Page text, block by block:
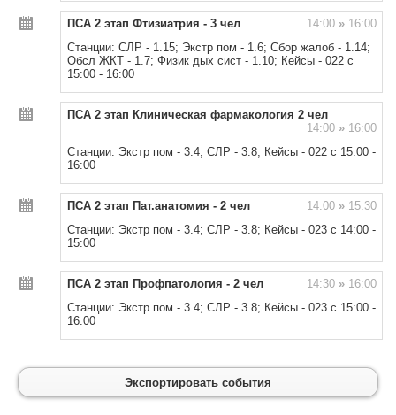
ПСА 2 этап Фтизиатрия - 3 чел 14:00 »16:00
Станции: СЛР - 1.15; Экстр пом - 1.6; Сбор жалоб - 1.14;
Обсл ЖКТ - 1.7; Физик дых сист - 1.10; Кейсы - 022 с
15:00 - 16:00
ПСА 2 этап Клиническая фармакология 2 чел
14:00 »16:00
Станции: Экстр пом - 3.4; СЛР - 3.8; Кейсы - 022 с 15:00 -
16:00
ПСА 2 этап Пат.анатомия - 2 чел 14:00 »15:30
Станции: Экстр пом - 3.4; СЛР - 3.8; Кейсы - 023 с 14:00 -
15:00
ПСА 2 этап Профпатология - 2 чел 14:30 »16:00
Станции: Экстр пом - 3.4; СЛР - 3.8; Кейсы - 023 с 15:00 -
16:00
Экспортировать события